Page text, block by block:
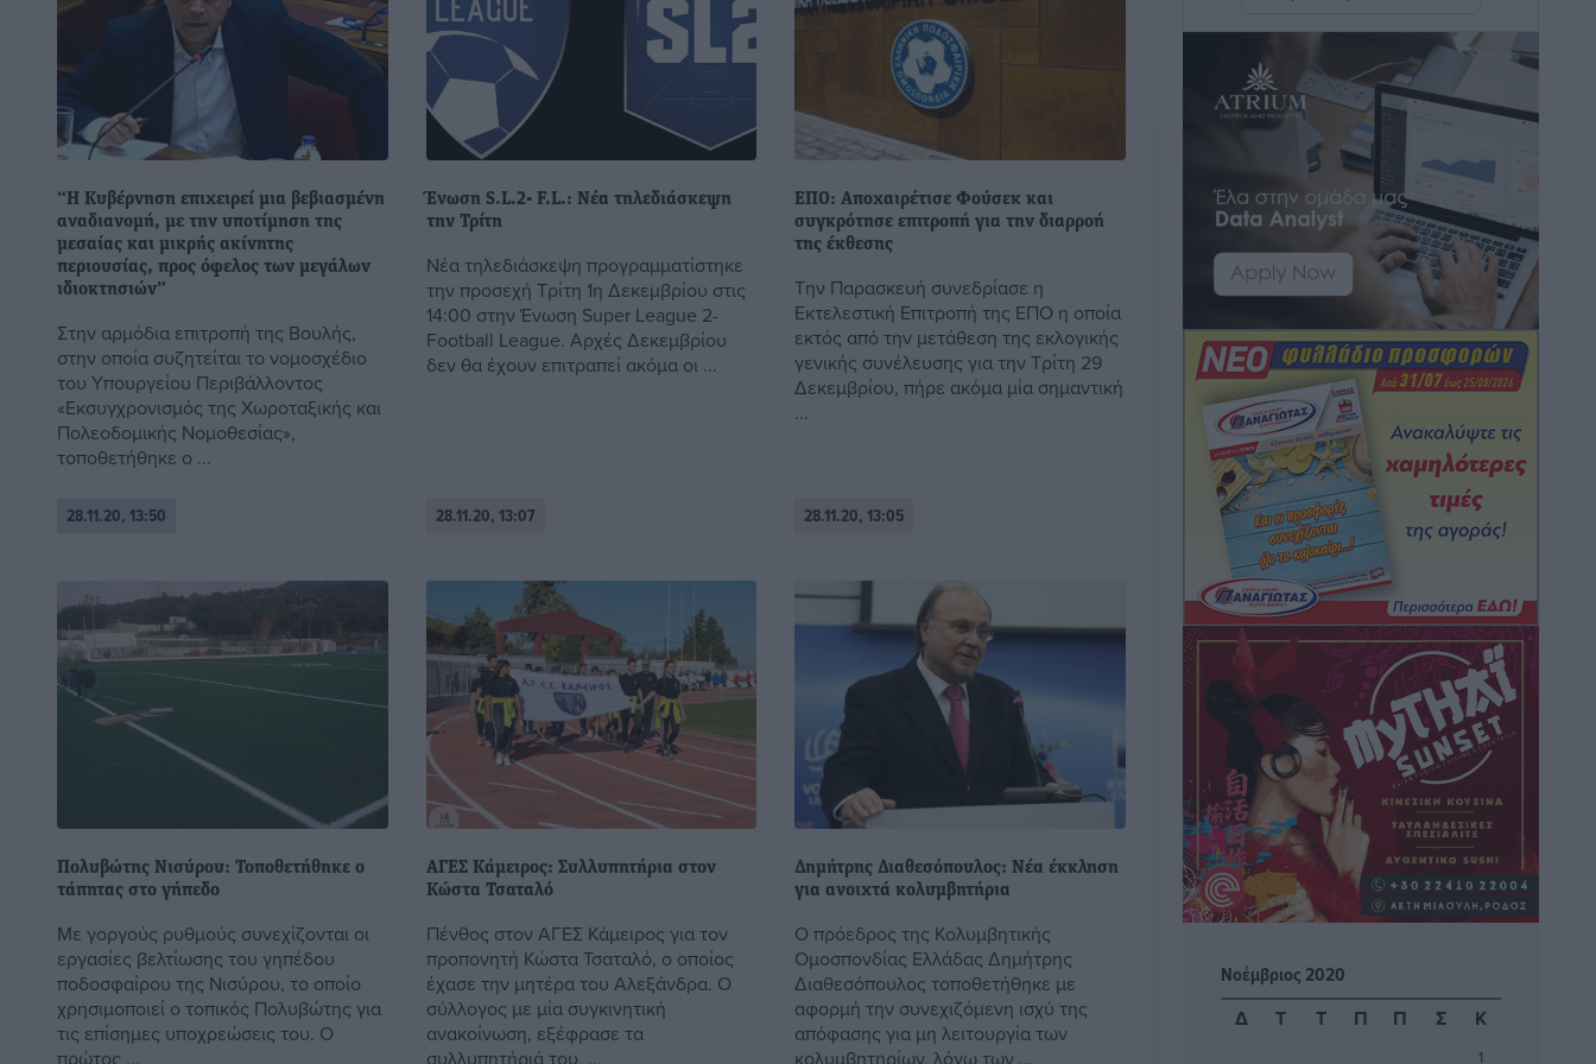
“Η Κυβέρνηση επιχειρεί μια βεβιασμένη
αναδιανομή, με την υποτίμηση της
μεσαίας και μικρής ακίνητης
περιουσίας, προς όφελος των μεγάλων
ιδιοκτησιών”
Στην αρμόδια επιτροπή της Βουλής,
στην οποία συζητείται το νομοσχέδιο
του Υπουργείου Περιβάλλοντος
«Εκσυγχρονισμός της Χωροταξικής και
Πολεοδομικής Νομοθεσίας»,
τοποθετήθηκε ο ...
28.11.20, 13:50
Ένωση S.L.2- F.L.: Νέα τηλεδιάσκεψη
την Τρίτη
Νέα τηλεδιάσκεψη προγραμματίστηκε
την προσεχή Τρίτη 1η Δεκεμβρίου στις
14:00 στην Ένωση Super League 2-
Football League. Αρχές Δεκεμβρίου
δεν θα έχουν επιτραπεί ακόμα οι ...
28.11.20, 13:07
ΕΠΟ: Αποχαιρέτισε Φούσεκ και
συγκρότησε επιτροπή για την διαρροή
της έκθεσης
Την Παρασκευή συνεδρίασε η
Εκτελεστική Επιτροπή της ΕΠΟ η οποία
εκτός από την μετάθεση της εκλογικής
γενικής συνέλευσης για την Τρίτη 29
Δεκεμβρίου, πήρε ακόμα μία σημαντική
...
28.11.20, 13:05
Πολυβώτης Νισύρου: Τοποθετήθηκε ο
τάπητας στο γήπεδο
Με γοργούς ρυθμούς συνεχίζονται οι
εργασίες βελτίωσης του γηπέδου
ποδοσφαίρου της Νισύρου, το οποίο
χρησιμοποιεί ο τοπικός Πολυβώτης για
τις επίσημες υποχρεώσεις του. Ο
πρώτος ...
ΑΓΕΣ Κάμειρος: Συλλυπητήρια στον
Κώστα Τσαταλό
Πένθος στον ΑΓΕΣ Κάμειρος για τον
προπονητή Κώστα Τσαταλό, ο οποίος
έχασε την μητέρα του Αλεξάνδρα. Ο
σύλλογος με μία συγκινητική
ανακοίνωση, εξέφρασε τα
συλλυπητήριά του, ...
Δημήτρης Διαθεσόπουλος: Νέα έκκληση
για ανοιχτά κολυμβητήρια
Ο πρόεδρος της Κολυμβητικής
Ομοσπονδίας Ελλάδας Δημήτρης
Διαθεσόπουλος τοποθετήθηκε με
αφορμή την συνεχιζόμενη ισχύ της
απόφασης για μη λειτουργία των
κολυμβητηρίων, λόγω των ...
μπορεί να έρθει αποκλιμάκωση
Τοπικές Ειδήσεις• πριν 48 λεπτά
Πάνω από 1.500 έλεγχοι με drones σε
300 παραλίες κατά της αυθαίρετης
κατάληψης του αιγιαλού – Τα στοιχεία
για τη Ρόδο
Τοπικές Ειδήσεις• πριν 49 λεπτά
Συνεδριάζει η Δημοτική Επιτροπή
Ρόδου την Δευτέρα 10 Αυγούστου
Τοπικές Ειδήσεις• πριν 54 λεπτά
Ο Ακύλας στη Ρόδο 10 Αυγούστου στο
βοηθητικό στάδιο Διαγόρα
Πολιτιστικά πριν 55 λεπτά
Τη χρηματοδότηση των καμένων
εκτάσεων στην Κάλυμνο, των
αναγκαίων αντιπλημμυρικών και
αντιδιαβρωτικών έργων και την άμεση
ενίσχυση αγροτών και κτηνοτρόφων
που υπέστησαν ζημιές, ζητά ο Μάνος
Κόνσολας
Τοπικές Ειδήσεις• πριν 1 ώρα
Θεσμοθετείται από σήμερα το
νέο Ειδικό Χωροταξικό Πλαίσιο για τον
Τουρισμό με κοινή υπουργική
απόφαση
4η Γιορτή των Γιαρένιων στ’ Απόλλωνα
Νοέμβριος 2020
Δ
Τ Τ Π Π Σ Κ
1